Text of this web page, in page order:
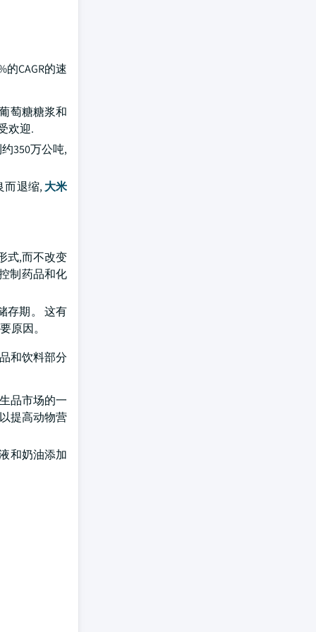
CAGR的速
萄糖糖浆和
欢迎.
350万公吨,
而退缩, 大米
式,而不改变
制药品和化
存期。 这有
原因。
和饮料部分
品市场的一
提高动物营
和奶油添加